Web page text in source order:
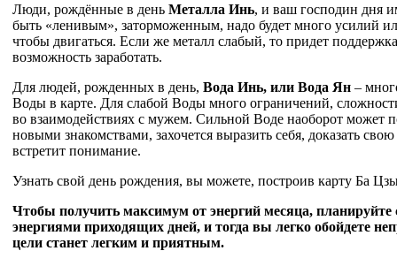
Люди, рождённые в день Металла Инь, и ваш господин дня
быть «ленивым», заторможенным, надо будет много усилий
чтобы двигаться. Если же металл слабый, то придет
возможность заработать.
Для людей, рожденных в день, Вода Инь, или Вода Ян –
Воды в карте. Для слабой Воды много ограничений,
во взаимодействиях с мужем. Сильной Воде наоборот может
новыми знакомствами, захочется выразить себя, доказать
встретит понимание.
Узнать свой день рождения, вы можете, построив карту Ба
Чтобы получить максимум от энергий месяца, планируйте
энергиями приходящих дней, и тогда вы легко обойдете
цели станет легким и приятным.